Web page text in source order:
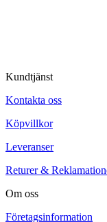
Kundtjänst
Kontakta oss
Köpvillkor
Leveranser
Returer &
Om oss
Företagsinformation